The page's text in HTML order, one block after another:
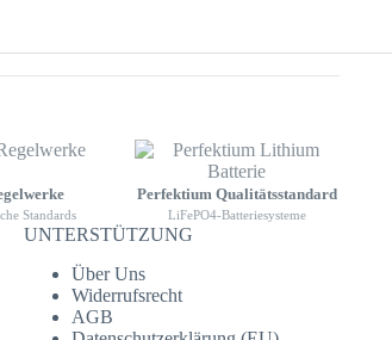
Standards
Perfektium Qualitätsstandard
LiFePO4-Batteriesysteme
UNTERSTÜTZUNG
Über Uns
Widerrufsrecht
AGB